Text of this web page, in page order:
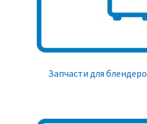
Запчасти для